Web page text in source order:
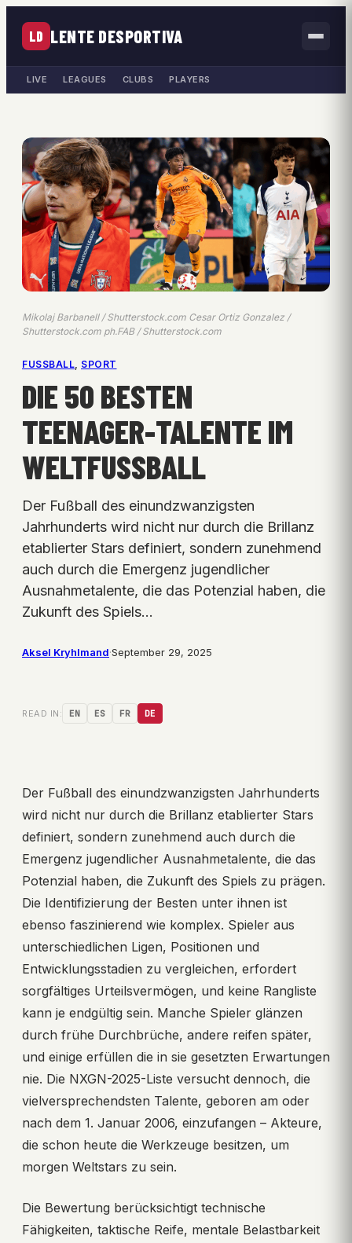
LD LENTE DESPORTIVA
LIVE LEAGUES CLUBS PLAYERS
Mikolaj Barbanell / Shutterstock.com Cesar Ortiz Gonzalez /
Shutterstock.com ph.FAB / Shutterstock.com
FUSSBALL , SPORT
DIE 50 BESTEN
TEENAGER-TALENTE IM
WELTFUSSBALL
Der Fußball des einundzwanzigsten
Jahrhunderts wird nicht nur durch die Brillanz
etablierter Stars definiert, sondern zunehmend
auch durch die Emergenz jugendlicher
Ausnahmetalente, die das Potenzial haben, die
Zukunft des Spiels…
Aksel Kryhlmand·September 29, 2025
READ IN: EN ES FR DE
Der Fußball des einundzwanzigsten Jahrhunderts
wird nicht nur durch die Brillanz etablierter Stars
definiert, sondern zunehmend auch durch die
Emergenz jugendlicher Ausnahmetalente, die das
Potenzial haben, die Zukunft des Spiels zu prägen.
Die Identifizierung der Besten unter ihnen ist
ebenso faszinierend wie komplex. Spieler aus
unterschiedlichen Ligen, Positionen und
Entwicklungsstadien zu vergleichen, erfordert
sorgfältiges Urteilsvermögen, und keine Rangliste
kann je endgültig sein. Manche Spieler glänzen
durch frühe Durchbrüche, andere reifen später,
und einige erfüllen die in sie gesetzten Erwartungen
nie. Die NXGN-2025-Liste versucht dennoch, die
vielversprechendsten Talente, geboren am oder
nach dem 1. Januar 2006, einzufangen – Akteure,
die schon heute die Werkzeuge besitzen, um
morgen Weltstars zu sein.
Die Bewertung berücksichtigt technische
Fähigkeiten, taktische Reife, mentale Belastbarkeit